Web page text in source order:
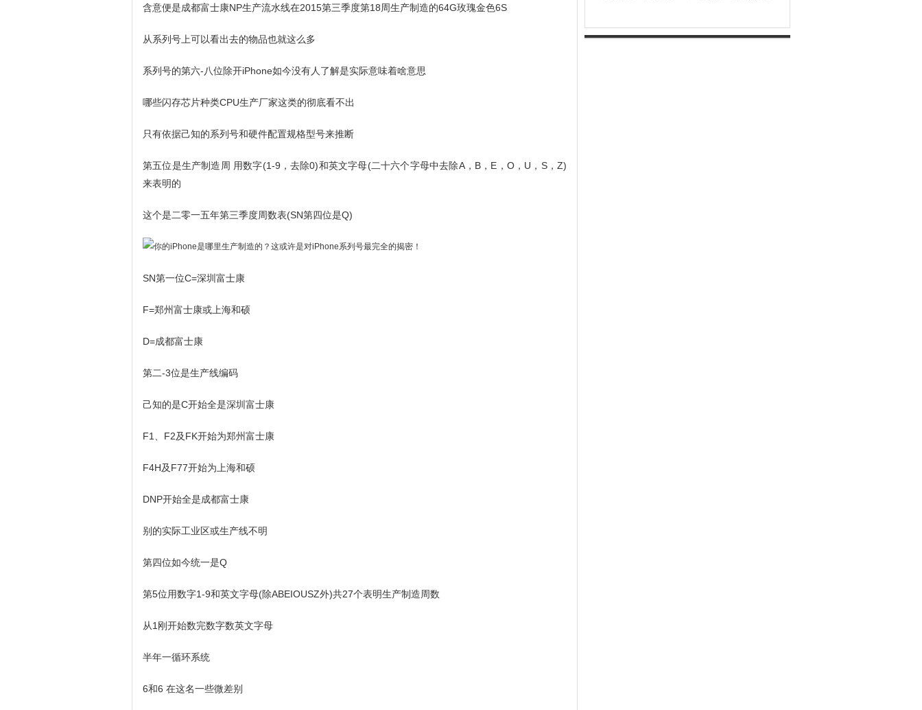
含意便是成都富士康NP生产流水线在2015第三季度第18周生产制造的64G玫瑰金色6S
从系列号上可以看出去的物品也就这么多
系列号的第六-八位除开iPhone如今没有人了解是实际意味着啥意思
哪些闪存芯片种类CPU生产厂家这类的彻底看不出
只有依据己知的系列号和硬件配置规格型号来推断
第五位是生产制造周 用数字(1-9，去除0)和英文字母(二十六个字母中去除A，B，E，O，U，S，Z)
来表明的
这个是二零一五年第三季度周数表(SN第四位是Q)
SN第一位C=深圳富士康
F=郑州富士康或上海和硕
D=成都富士康
第二-3位是生产线编码
己知的是C开始全是深圳富士康
F1、F2及FK开始为郑州富士康
F4H及F77开始为上海和硕
DNP开始全是成都富士康
别的实际工业区或生产线不明
第四位如今统一是Q
第5位用数字1-9和英文字母(除ABEIOUSZ外)共27个表明生产制造周数
从1刚开始数完数字数英文字母
半年一循环系统
6和6 在这名一些微差别